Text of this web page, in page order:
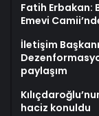
Fatih Erbakan:
Emevi
İletişim
paylaşım
haciz konuldu